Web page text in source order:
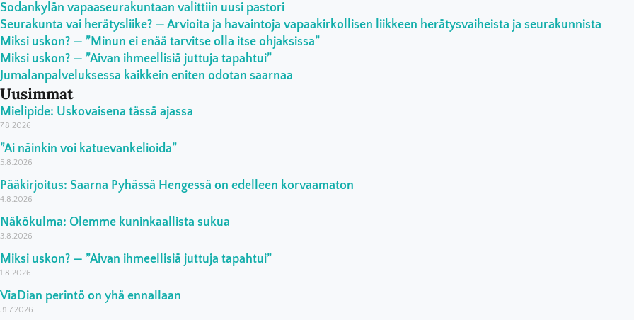
Sodankylän vapaaseurakuntaan valittiin uusi pastori
Seurakunta vai herätysliike? — Arvioita ja havaintoja vapaakirkollisen liikkeen herätysvaiheista ja seurakunnista
Miksi uskon? — ”Minun ei enää tarvitse olla itse ohjaksissa”
Miksi uskon? — ”Aivan ihmeellisiä juttuja tapahtui”
Jumalanpalveluksessa kaikkein eniten odotan saarnaa
Uusimmat
Mielipide: Uskovaisena tässä ajassa
7.8.2026
”Ai näinkin voi katuevankelioida”
5.8.2026
Pääkirjoitus: Saarna Pyhässä Hengessä on edelleen korvaamaton
4.8.2026
Näkökulma: Olemme kuninkaallista sukua
3.8.2026
Miksi uskon? — ”Aivan ihmeellisiä juttuja tapahtui”
1.8.2026
ViaDian perintö on yhä ennallaan
31.7.2026